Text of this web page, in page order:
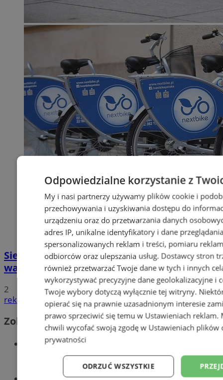
Siemianowicki Rower Miejski - już w
wakacje
2
reklama
Zobacz również
Wiadomości kryminalne w
Siemianowicach
Odpowiedzialne korzystanie z
My i nasi partnerzy używamy plików cookie i
przechowywania i uzyskiwania dostępu do
urządzeniu oraz do przetwarzania danych
adres IP, unikalne identyfikatory i dane
spersonalizowanych reklam i treści, pomiaru
odbiorców oraz ulepszania usług. Dostawcy stron
również przetwarzać Twoje dane w tych i innych
wykorzystywać precyzyjne dane geolokalizacyjne i
Twoje wybory dotyczą wyłącznie tej witryny.
opierać się na prawnie uzasadnionym interesie
prawo sprzeciwić się temu w Ustawieniach reklam.
chwili wycofać swoją zgodę w Ustawieniach plików
prywatności
ODRZUĆ WSZYSTKIE